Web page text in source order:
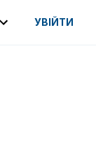
УВІЙТИ